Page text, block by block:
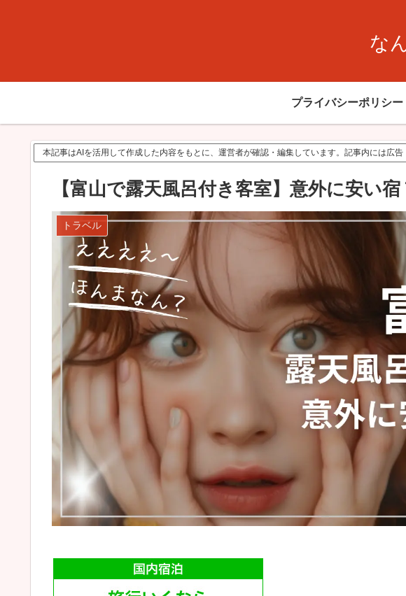
な
プライバシーポリシー
本記事はAIを活用して作成した内容をもとに、運営者が確認・編集しています。記事内には広告
【富山で露天風呂付き客室】意外に安い宿
トラベル